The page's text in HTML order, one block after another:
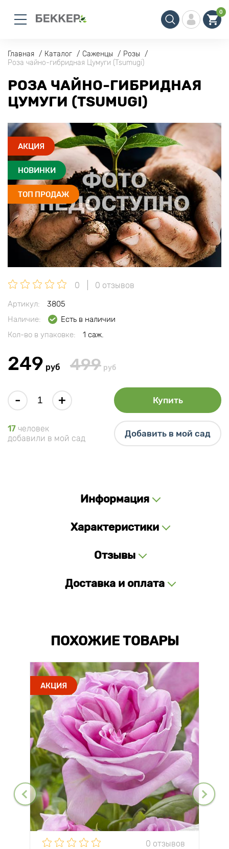
0
Главная Каталог Саженцы
Розы
Роза чайно-гибридная Цумуги (Tsumugi)
РОЗА ЧАЙНО-ГИБРИДНАЯ
ЦУМУГИ (TSUMUGI)
АКЦИЯ
НОВИНКИ
ТОП ПРОДАЖ
0 0 отзывов
Артикул:
3805
Наличие:
Есть в наличии
Кол-во в упаковке:
1 саж.
249 руб 499 руб
- + Купить
17 человек
добавили в мой сад
Добавить в мой сад
Информация
Характеристики
Отзывы
Доставка и оплата
ПОХОЖИЕ ТОВАРЫ
АКЦИЯ
0 отзывов